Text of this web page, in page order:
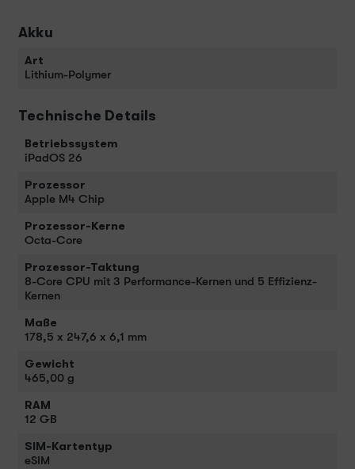
Akku
Art
Lithium-Polymer
Technische Details
Betriebssystem
iPadOS 26
Prozessor
Apple M4 Chip
Prozessor-Kerne
Octa-Core
Prozessor-Taktung
8-Core CPU mit 3 Per­for­mance-Kernen und 5 Effizienz-
Kernen
Maße
178,5 x 247,6 x 6,1 mm
Gewicht
465,00 g
RAM
12 GB
SIM-Kartentyp
eSIM